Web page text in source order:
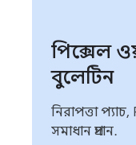
পিক্সেল
বুলেটিন
নিরাপত্তা প্যাচ,
সমাধান প্রদান.